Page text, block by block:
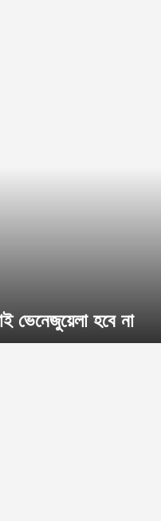
ভেনেজুয়েলা হবে না